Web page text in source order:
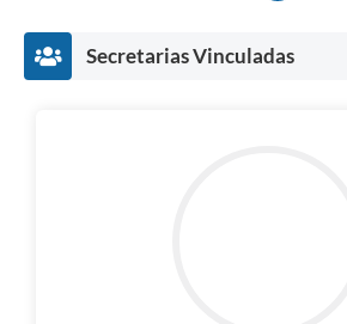
Secretarias Vinculadas